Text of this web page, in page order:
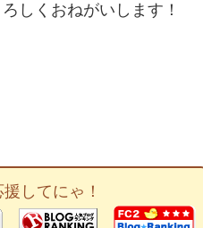
しくおねがいします！
してにゃ！